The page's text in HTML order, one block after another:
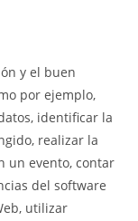
y el buen
por ejemplo,
identificar la
realizar la
un evento, contar
del software
utilizar